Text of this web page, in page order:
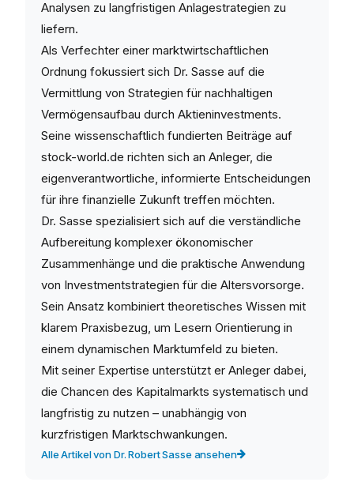
Analysen zu langfristigen Anlagestrategien zu
liefern.
Als Verfechter einer marktwirtschaftlichen
Ordnung fokussiert sich Dr. Sasse auf die
Vermittlung von Strategien für nachhaltigen
Vermögensaufbau durch Aktieninvestments.
Seine wissenschaftlich fundierten Beiträge auf
stock-world.de richten sich an Anleger, die
eigenverantwortliche, informierte Entscheidungen
für ihre finanzielle Zukunft treffen möchten.
Dr. Sasse spezialisiert sich auf die verständliche
Aufbereitung komplexer ökonomischer
Zusammenhänge und die praktische Anwendung
von Investmentstrategien für die Altersvorsorge.
Sein Ansatz kombiniert theoretisches Wissen mit
klarem Praxisbezug, um Lesern Orientierung in
einem dynamischen Marktumfeld zu bieten.
Mit seiner Expertise unterstützt er Anleger dabei,
die Chancen des Kapitalmarkts systematisch und
langfristig zu nutzen – unabhängig von
kurzfristigen Marktschwankungen.
Alle Artikel von Dr. Robert Sasse ansehen